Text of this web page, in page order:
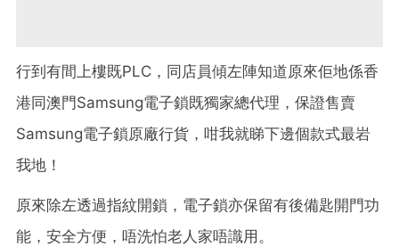
行到有間上樓既PLC，同店員傾左陣知道原來佢地係香
港同澳門Samsung電子鎖既獨家總代理，保證售賣
Samsung電子鎖原廠行貨，咁我就睇下邊個款式最岩
我地！
原來除左透過指紋開鎖，電子鎖亦保留有後備匙開門功
能，安全方便，唔洗怕老人家唔識用。